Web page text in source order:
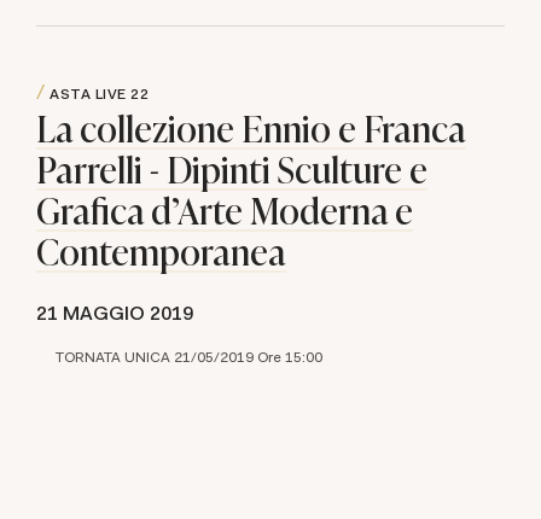
ASTA LIVE 22
La collezione Ennio e Franca
Parrelli - Dipinti Sculture e
Grafica d'Arte Moderna e
Contemporanea
21 MAGGIO 2019
TORNATA UNICA 21/05/2019 Ore 15:00